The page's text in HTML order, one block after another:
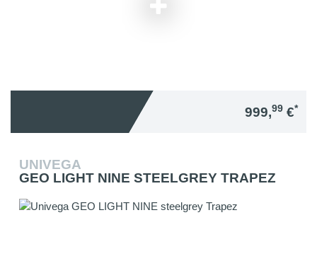
999,99 €*
UNIVEGA
GEO LIGHT NINE STEELGREY TRAPEZ